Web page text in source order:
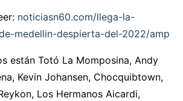
noticiasn60.com/llega-la-
medellin-despierta-del-2022/amp
están Totó La Momposina, Andy
Kevin Johansen, Chocquibtown,
Los Hermanos Aicardi,